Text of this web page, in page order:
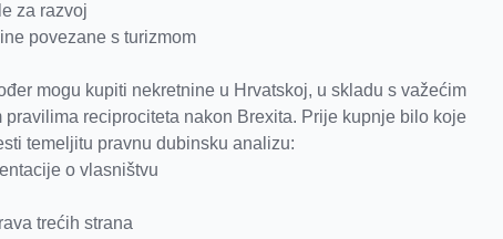
za razvoj
povezane s turizmom
mogu kupiti nekretnine u Hrvatskoj, u skladu s važećim
reciprociteta nakon Brexita. Prije kupnje bilo koje
temeljitu pravnu dubinsku analizu:
o vlasništvu
trećih strana